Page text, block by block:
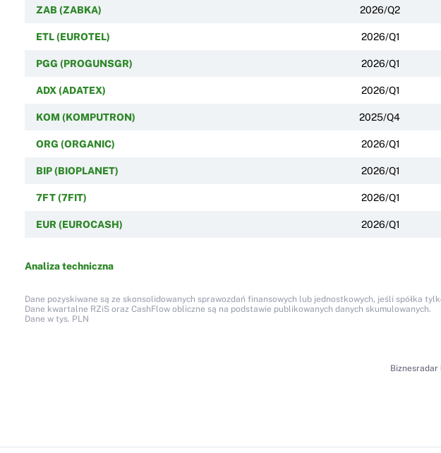
ZAB (ZABKA) 2026/Q2
ETL (EUROTEL) 2026/Q1
PGG (PROGUNSGR) 2026/Q1
ADX (ADATEX) 2026/Q1
KOM (KOMPUTRON) 2025/Q4
ORG (ORGANIC) 2026/Q1
BIP (BIOPLANET) 2026/Q1
7FT (7FIT) 2026/Q1
EUR (EUROCASH) 2026/Q1
Analiza techniczna
Dane pozyskiwane są ze skonsolidowanych sprawozdań finansowych lub jednostkowych, jeśli spółka
Dane kwartalne RZiS oraz CashFlow obliczne są na podstawie publikowanych danych skumulowanych.
Dane w tys. PLN
Biznesradar